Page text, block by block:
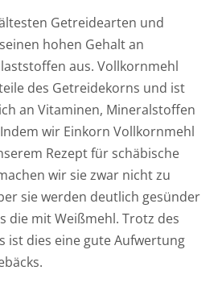
Getreidearten und
hohen Gehalt an
aus. Vollkornmehl
des Getreidekorns und ist
an Vitaminen, Mineralstoffen
wir Einkorn Vollkornmehl
Rezept für schäbische
wir sie zwar nicht zu
sie werden deutlich gesünder
die mit Weißmehl. Trotz des
ist dies eine gute Aufwertung